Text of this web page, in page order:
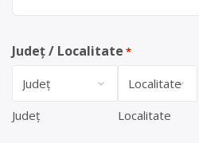
Județ / Localitate *
Județ Localitate